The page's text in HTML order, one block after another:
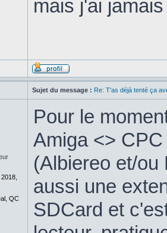
mais j'ai
Sujet du message : Re: T'as déjà tenté ça
QC
Pour le
Amiga <>
(Albiereo et/ou
aussi une
SDCard et